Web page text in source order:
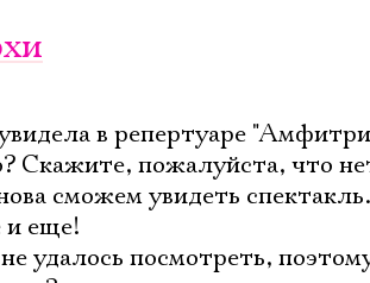
в репертуаре
Скажите, пожалуйста, что
сможем увидеть
и еще!
удалось посмотреть,